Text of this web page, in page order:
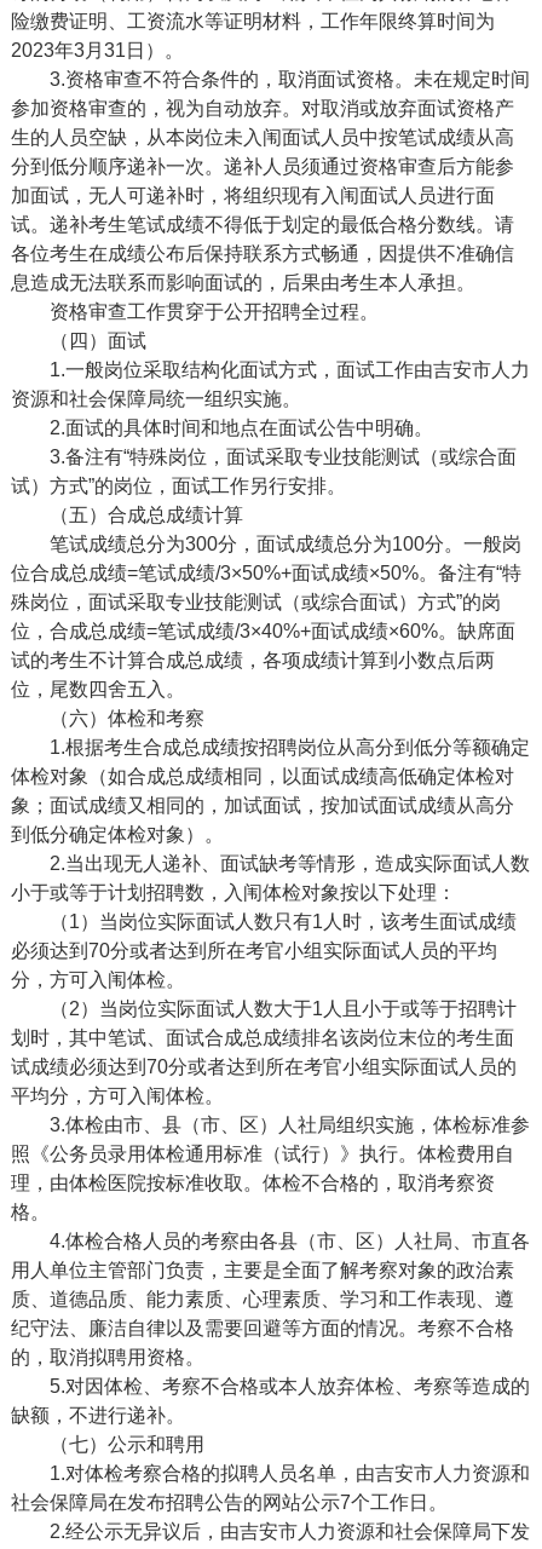
险缴费证明、工资流水等证明材料，工作年限终算时间为
2023年3月 31日）。
3.资格审查不符合条件的，取消面试资格。未在规定时间
参加资格审查的，视为自动放弃。对取消或放弃面试资格产
生的人员空缺，从本岗位未入闱面试人员中按笔试成绩从高
分到低分顺序递补一次。递补人员须通过资格审查后方能参
加面试，无人可递补时，将组织现有入闱面试人员进行面
试。递补考生笔试成绩不得低于划定的最低合格分数线。请
各位考生在成绩公布后保持联系方式畅通，因提供不准确信
息造成无法联系而影响面试的，后果由考生本人承担。
资格审查工作贯穿于公开招聘全过程。
（四）面试
1.一般岗位采取结构化面试方式，面试工作由吉安市人力
资源和社会保障局统一组织实施。
2.面试的具体时间和地点在面试公告中明确。
3.备注有“特殊岗位，面试采取专业技能测试（或综合面
试）方式”的岗位， 面试工作另行安排。
（五）合成总成绩计算
笔试成绩总分为300分，面试成绩总分为100分。 一般岗
位合成总成绩=笔试成绩/3×50%+面试成绩×50%。 备注有“特
殊岗位，面试采取专业技能测试（或综合面试）方式”的岗
位， 合成总成绩=笔试成绩/3×40%+面试成绩×60%。缺席面
试的考生不计算合成总成绩，各项成绩计算到小数点后两
位，尾数四舍五入。
（六）体检和考察
1.根据考生合成总成绩按招聘岗位从高分到低分等额确定
体检对象（如合成总成绩相同，以面试成绩高低确定体检对
象；面试成绩又相同的，加试面试，按加试面试成绩从高分
到低分确定体检对象）。
2.当出现无人递补、面试缺考等情形，造成实际面试人数
小于或等于计划招聘数，入闱体检对象按以下处理：
（1）当岗位实际面试人数只有1人时，该考生面试成绩
必须达到70分或者达到所在考官小组实际面试人员的平均
分，方可入闱体检。
（2）当岗位实际面试人数大于1人且小于或等于招聘计
划时，其中笔试、面试合成总成绩排名该岗位末位的考生面
试成绩必须达到70分或者达到所在考官小组实际面试人员的
平均分，方可入闱体检。
3.体检由市、县（市、区）人社局组织实施，体检标准参
照《公务员录用体检通用标准（试行）》执行。体检费用自
理，由体检医院按标准收取。体检不合格的，取消考察资
格。
4.体检合格人员的考察由各县（市、区）人社局、市直各
用人单位主管部门负责，主要是全面了解考察对象的政治素
质、道德品质、能力素质、心理素质、学习和工作表现、遵
纪守法、廉洁自律以及需要回避等方面的情况。考察不合格
的，取消拟聘用资格。
5.对因体检、考察不合格或本人放弃体检、考察等造成的
缺额，不进行递补。
（七）公示和聘用
1.对体检考察合格的拟聘人员名单，由吉安市人力资源和
社会保障局在发布招聘公告的网站公示7个工作日 。
2.经公示无异议后，由吉安市人力资源和社会保障局下发